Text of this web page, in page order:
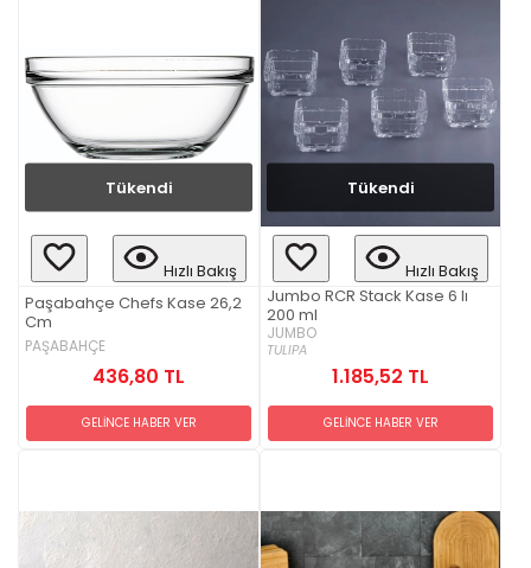
Tükendi
Hızlı Bakış
Paşabahçe Chefs Kase 26,2
Cm
PAŞABAHÇE
436,80 TL
GELİNCE HABER VER
Tükendi
Hızlı Bakış
Jumbo RCR Stack Kase 6 lı
200 ml
JUMBO
TULIPA
1.185,52 TL
GELİNCE HABER VER